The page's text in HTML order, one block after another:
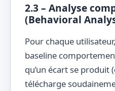
2.3 – Analyse
(Behavioral
Pour chaque
baseline
qu’un écart se produit
télécharge